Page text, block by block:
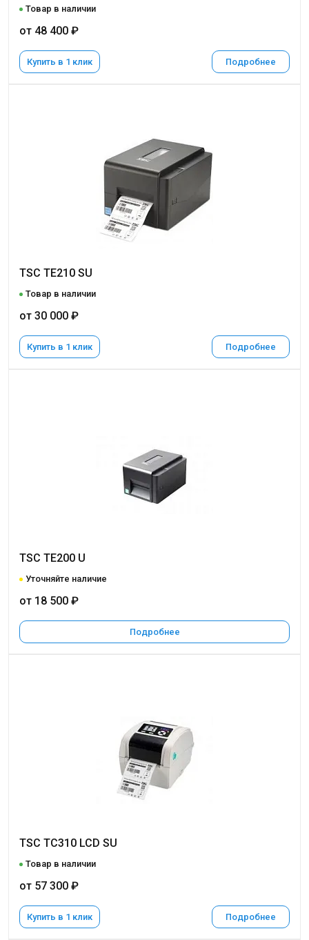
Товар в наличии
от 48 400 ₽
Купить в 1 клик Подробнее
TSC TE210 SU
Товар в наличии
от 30 000 ₽
Купить в 1 клик Подробнее
TSC TE200 U
Уточняйте наличие
от 18 500 ₽
Подробнее
TSC TC310 LCD SU
Товар в наличии
от 57 300 ₽
Купить в 1 клик Подробнее